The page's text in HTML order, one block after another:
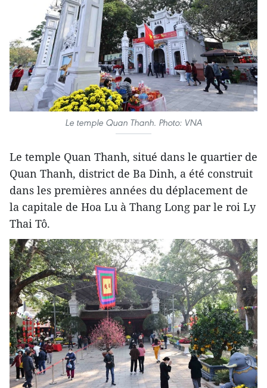
Le temple Quan Thanh. Photo: VNA
Le temple Quan Thanh, situé dans le quartier de
Quan Thanh, district de Ba Dinh, a été construit
dans les premières années du déplacement de
la capitale de Hoa Lu à Thang Long par le roi Ly
Thai Tô.